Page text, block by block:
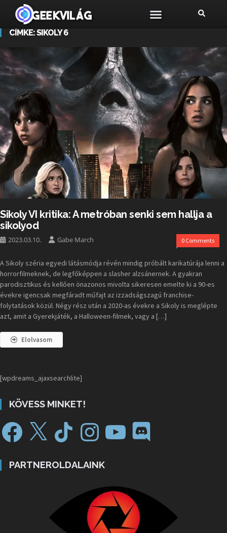
CÍMKE:SIKOLY 6
Sikoly VI kritika: A metróban senki sem hallja a
sikolyod
2023.03.10. Gabe March 0 Comments
A Sikoly széria egyedi látásmódja révén mindig próbált karikatúrája lenni a
horrorfilmeknek, de legfőképpen a slasher alzsánernek. A gyakran
parodisztikus és kellően önazonos mivolta sikeresen emelte ki a 90-es
évekre igencsak megfáradt műfajt az izzadságszagú franchise-
folytatások közül. Négy rész után a 2020-as évekre a Sikoly is meglépte
azt, amit a Gyerekjáték, a Halloween-filmek, vagy a […]
Elolvasom
[wpdreams_ajaxsearchlite]
KÖVESS MINKET!
PARTNEROLDALAINK